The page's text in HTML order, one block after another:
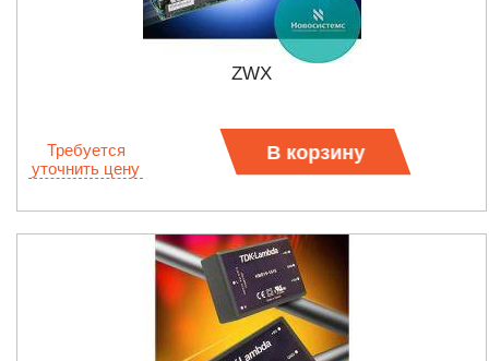
ZWX
Требуется
уточнить цену
В корзину